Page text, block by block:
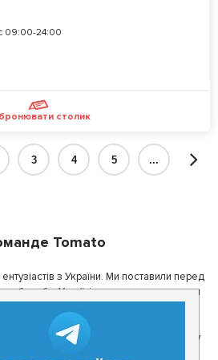
09:00-24:00
столик
3 4 5 ...
Tomato
з України. Ми поставили перед
де б в Україні ви не знаходилися, ви
ми зібрали приголомшливу команду
з дизайну, програмування, маркетингу,